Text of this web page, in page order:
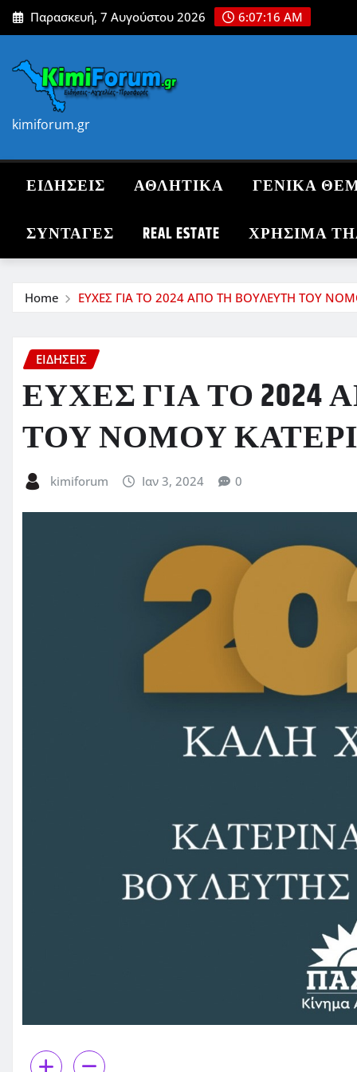
Skip
to
Παρασκευή, 7 Αυγούστου 2026 6:07:18 AM
kimiforum.gr
ΕΙΔΗΣΕΙΣ ΑΘΛΗΤΙΚΑ ΓΕΝΙΚΑ
ΣΥΝΤΑΓΈΣ REAL ESTATE ΧΡΗΣΙΜΑ
Home ΕΥΧΕΣ ΓΙΑ ΤΟ 2024 ΑΠΟ ΤΗ ΒΟΥΛΕΥΤΗ ΤΟΥ
ΕΙΔΗΣΕΙΣ
ΕΥΧΕΣ ΓΙΑ ΤΟ
ΤΟΥ ΝΟΜΟΥ
kimiforum Ιαν 3, 2024 0